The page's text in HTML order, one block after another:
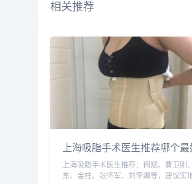
相关推荐
上海吸脂手术医生推荐哪个
上海吸脂手术医生推荐：何斌、曹卫刚
东、金柱、张怀军、刘李娜等，建议实